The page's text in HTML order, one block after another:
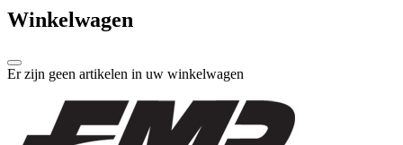
Winkelwagen
Er zijn geen artikelen in uw winkelwagen